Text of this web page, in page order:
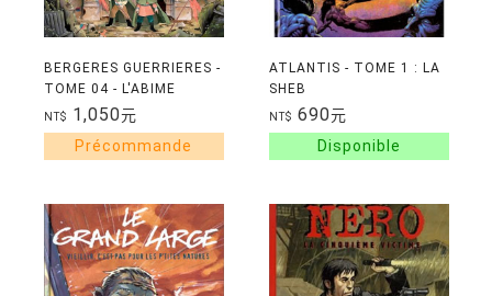
BERGERES GUERRIERES -
TOME 04 - L'ABIME
NT$ 1,050元
ATLANTIS - TOME 1 : LA
SHEB
NT$ 690元